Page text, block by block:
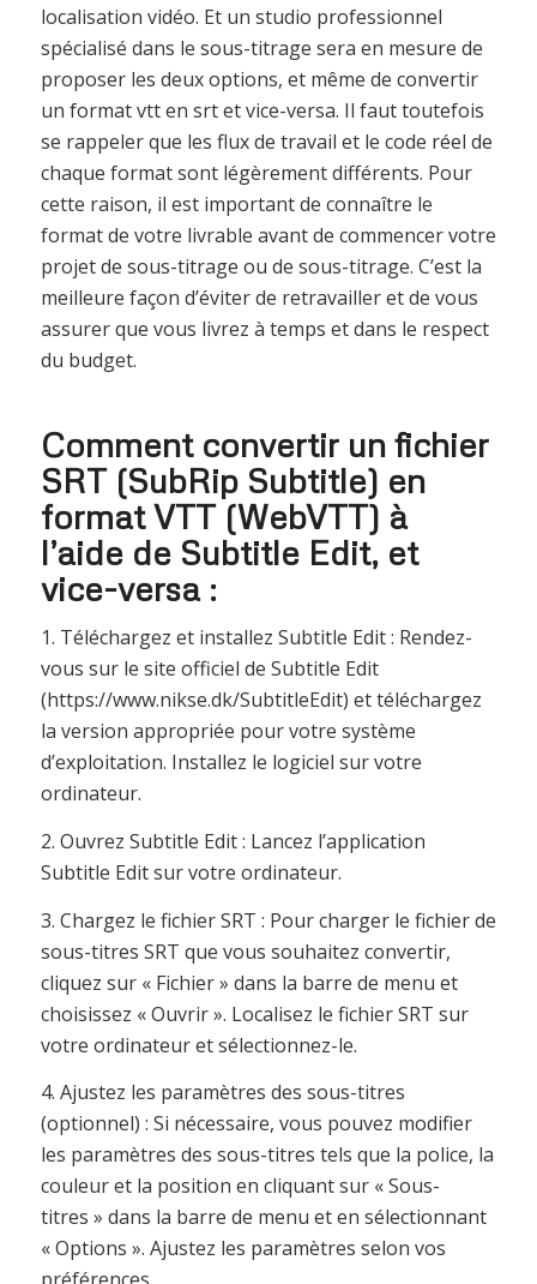
localisation vidéo. Et un studio professionnel
spécialisé dans le sous-titrage sera en mesure de
proposer les deux options, et même de convertir
un format vtt en srt et vice-versa. Il faut toutefois
se rappeler que les flux de travail et le code réel de
chaque format sont légèrement différents. Pour
cette raison, il est important de connaître le
format de votre livrable avant de commencer votre
projet de sous-titrage ou de sous-titrage. C’est la
meilleure façon d’éviter de retravailler et de vous
assurer que vous livrez à temps et dans le respect
du budget.
Comment convertir un fichier
SRT (SubRip Subtitle) en
format VTT (WebVTT) à
l’aide de Subtitle Edit, et
vice-versa :
1. Téléchargez et installez Subtitle Edit : Rendez-
vous sur le site officiel de Subtitle Edit
(https://www.nikse.dk/SubtitleEdit) et téléchargez
la version appropriée pour votre système
d’exploitation. Installez le logiciel sur votre
ordinateur.
2. Ouvrez Subtitle Edit : Lancez l’application
Subtitle Edit sur votre ordinateur.
3. Chargez le fichier SRT : Pour charger le fichier de
sous-titres SRT que vous souhaitez convertir,
cliquez sur « Fichier » dans la barre de menu et
choisissez « Ouvrir ». Localisez le fichier SRT sur
votre ordinateur et sélectionnez-le.
4. Ajustez les paramètres des sous-titres
(optionnel) : Si nécessaire, vous pouvez modifier
les paramètres des sous-titres tels que la police, la
couleur et la position en cliquant sur « Sous-
titres » dans la barre de menu et en sélectionnant
« Options ». Ajustez les paramètres selon vos